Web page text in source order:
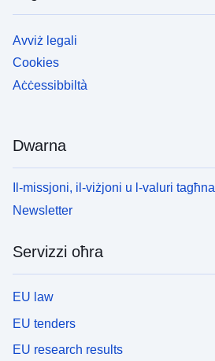
Avviż legali
Cookies
Aċċessibbiltà
Dwarna
Il-missjoni, il-viżjoni u l-valuri tagħna
Newsletter
Servizzi oħra
EU law
EU tenders
EU research results